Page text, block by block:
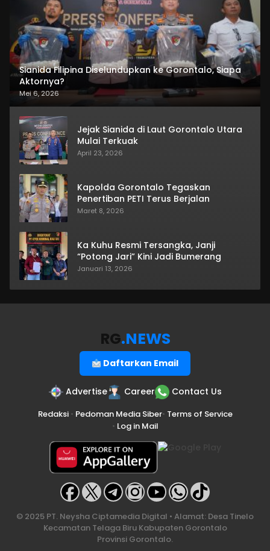
Sianida Filipina Diselundupkan ke Gorontalo, Siapa
Aktornya?
Mei 6, 2026
Jejak Sianida di Laut Gorontalo Utara
Mulai Terkuak
April 23, 2026
Kapolda Gorontalo Tegaskan
Penertiban PETI Terus Berjalan
Maret 8, 2026
Ka Kuhu Resmi Tersangka, Janji
“Potong Jari” Kini Jadi Bumerang
Januari 13, 2026
RG.NEWS
Daftarkan Email
Advertise Career Contact Us
Redaksi• Pedoman Media Siber• Terms of Service
• Log in Mail
© 2025 PT. Neysha Ciptamedia Digital • Alamat: Desa Tinelo
Kecamatan Telaga Biru Kabupaten Gorontalo
Provinsi Gorontalo.